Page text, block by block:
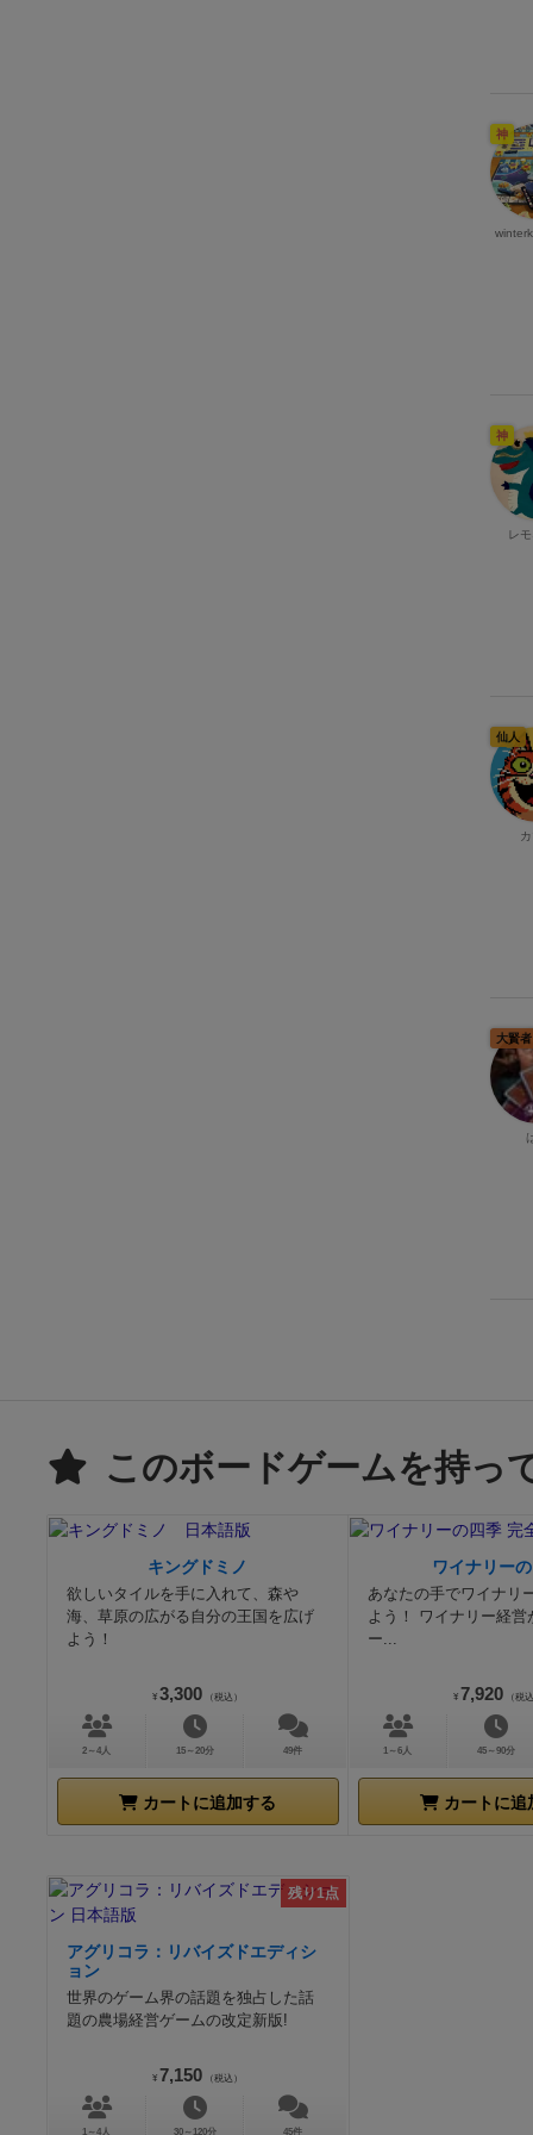
神
神
レ
仙人
大賢者
このボードゲームを持っ
キングドミノ
欲しいタイルを手に入れて、森や
海、草原の広がる自分の王国を広げ
よう！
¥ 3,300 （税込）
2～4人 15～20分 49件
カートに追加する
ワイナリー
あなたの手でワイナリ
よう！ ワイナリー経営
ー...
¥ 7,920 （税
1～6人 45～90分
カートに追
残り1点
アグリコラ：リバイズドエディシ
ョン
世界のゲーム界の話題を独占した話
題の農場経営ゲームの改定新版!
¥ 7,150 （税込）
1～4人 30～120分 45件